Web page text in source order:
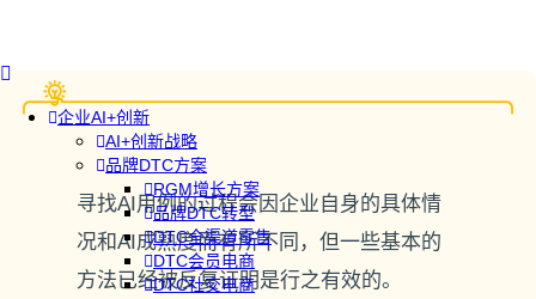
企业AI+创新
AI+创新战略
品牌DTC方案
RGM增长方案
品牌DTC转型
DTC全渠道零售
DTC会员电商
DTC社交电商
寻找AI用例的过程会因企业自身的具体情
况和AI成熟度而有所不同，但一些基本的
方法已经被反复证明是行之有效的。